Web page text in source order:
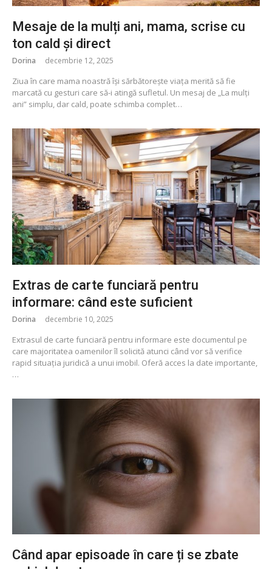
Mesaje de la mulți ani, mama, scrise cu
ton cald și direct
Dorina decembrie 12, 2025
Ziua în care mama noastră își sărbătorește viața merită să fie
marcată cu gesturi care să-i atingă sufletul. Un mesaj de „La mulți
ani” simplu, dar cald, poate schimba complet…
Extras de carte funciară pentru
informare: când este suficient
Dorina decembrie 10, 2025
Extrasul de carte funciară pentru informare este documentul pe
care majoritatea oamenilor îl solicită atunci când vor să verifice
rapid situația juridică a unui imobil. Oferă acces la date importante,
…
Când apar episoade în care ți se zbate